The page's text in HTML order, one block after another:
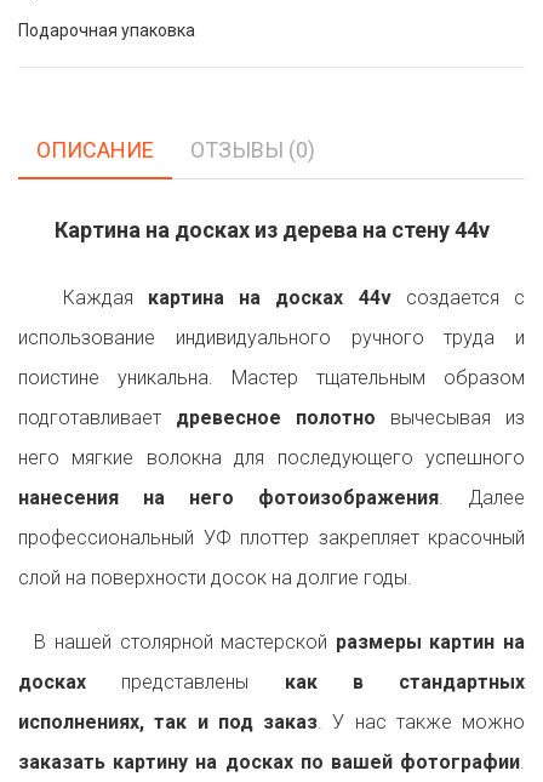
Подарочная упаковка
ОПИСАНИЕ ОТЗЫВЫ (0)
Картина на досках из дерева на стену 44v
Каждая картина на досках 44vсоздается с
использование индивидуального ручного труда и
поистине уникальна. Мастер тщательным образом
подготавливает древесное полотно вычесывая из
него мягкие волокна для последующего успешного
нанесения на него фотоизображения. Далее
профессиональный УФ плоттер закрепляет красочный
слой на поверхности досок на долгие годы.
В нашей столярной мастерской размеры картин на
досках представлены как в стандартных
исполнениях, так и под заказ. У нас также можно
заказать картину на досках по вашей фотографии.